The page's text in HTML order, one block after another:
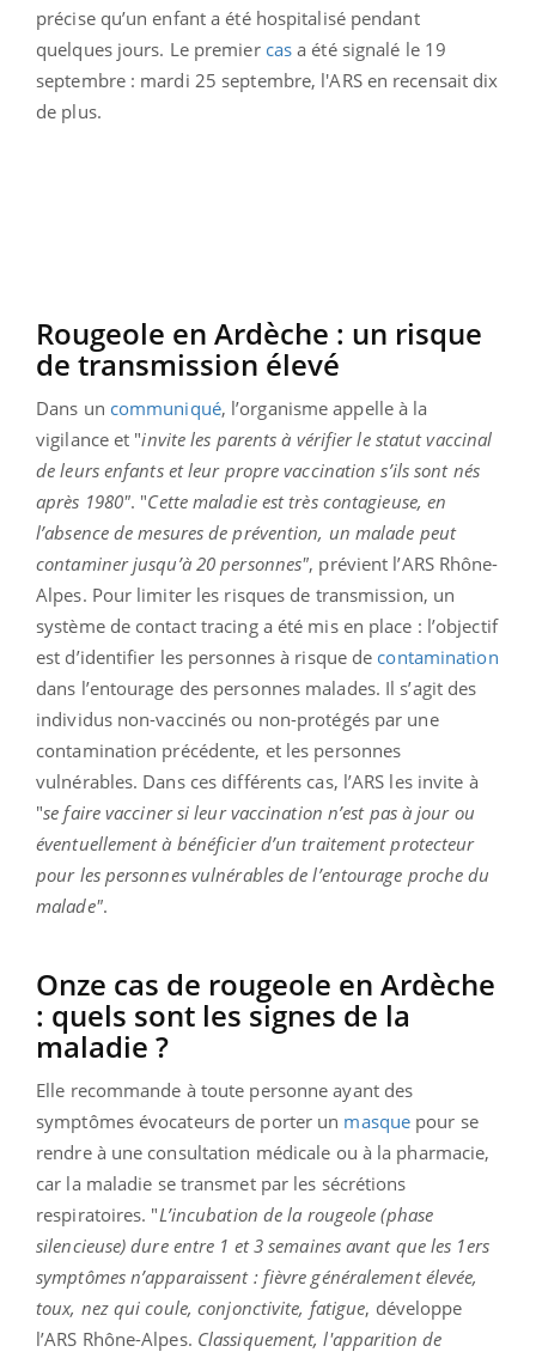
précise qu’un enfant a été hospitalisé pendant
quelques jours. Le premier cas a été signalé le 19
septembre : mardi 25 septembre, l'ARS en recensait dix
de plus.
Rougeole en Ardèche : un risque
de transmission élevé
Dans un communiqué, l’organisme appelle à la
vigilance et "invite les parents à vérifier le statut vaccinal
de leurs enfants et leur propre vaccination s’ils sont nés
après 1980". "Cette maladie est très contagieuse, en
l’absence de mesures de prévention, un malade peut
contaminer jusqu’à 20 personnes", prévient l’ARS Rhône-
Alpes. Pour limiter les risques de transmission, un
système de contact tracing a été mis en place : l’objectif
est d’identifier les personnes à risque de contamination
dans l’entourage des personnes malades. Il s’agit des
individus non-vaccinés ou non-protégés par une
contamination précédente, et les personnes
vulnérables. Dans ces différents cas, l’ARS les invite à
"se faire vacciner si leur vaccination n’est pas à jour ou
éventuellement à bénéficier d’un traitement protecteur
pour les personnes vulnérables de l’entourage proche du
malade".
Onze cas de rougeole en Ardèche
: quels sont les signes de la
maladie ?
Elle recommande à toute personne ayant des
symptômes évocateurs de porter un masque pour se
rendre à une consultation médicale ou à la pharmacie,
car la maladie se transmet par les sécrétions
respiratoires. "L’incubation de la rougeole (phase
silencieuse) dure entre 1 et 3 semaines avant que les 1ers
symptômes n’apparaissent : fièvre généralement élevée,
toux, nez qui coule, conjonctivite, fatigue, développe
l’ARS Rhône-Alpes. Classiquement, l'apparition de